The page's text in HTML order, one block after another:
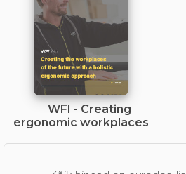
WFI - Creating
ergonomic workplaces